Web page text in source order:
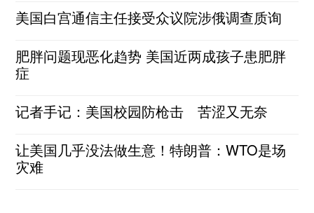
美国白宫通信主任接受众议院涉俄调查质询
肥胖问题现恶化趋势 美国近两成孩子患肥胖
症
记者手记：美国校园防枪击 苦涩又无奈
让美国几乎没法做生意！特朗普：WTO是场
灾难